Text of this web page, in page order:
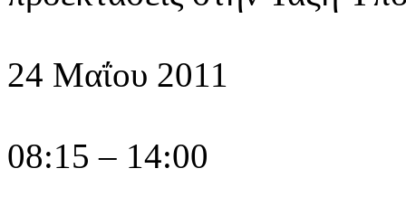
24 Μαΐου 2011
08:15 – 14:00